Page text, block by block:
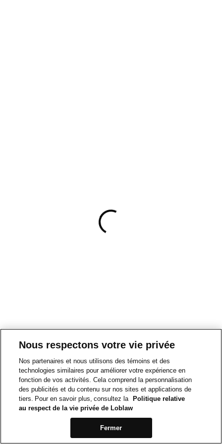
Nous respectons votre vie privée
Nos partenaires et nous utilisons des témoins et des
technologies similaires pour améliorer votre expérience en
fonction de vos activités. Cela comprend la personnalisation
des publicités et du contenu sur nos sites et applications de
tiers. Pour en savoir plus, consultez la
Politique relative
au respect de la vie privée de Loblaw
Fermer